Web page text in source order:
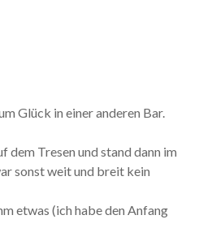
Glück in einer anderen Bar.
dem Tresen und stand dann im
sonst weit und breit kein
etwas (ich habe den Anfang